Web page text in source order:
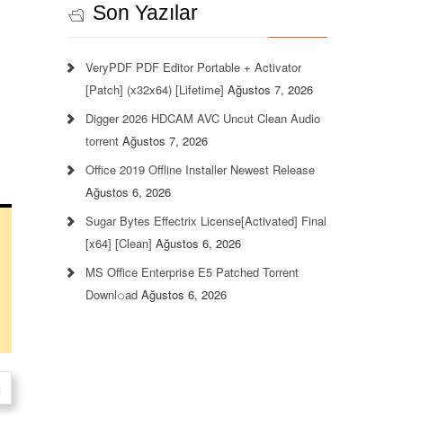
Son Yazılar
VeryPDF PDF Editor Portable + Activator
[Patch] (x32x64) [Lifetime] Ağustos 7, 2026
Digger 2026 HDCAM AVC Uncut Clean Audio
torrent Ağustos 7, 2026
Office 2019 Offline Installer Newest Release
Ağustos 6, 2026
Sugar Bytes Effectrix License[Activated] Final
[x64] [Clean] Ağustos 6, 2026
MS Office Enterprise E5 Patched Torrent
Downl𝚘аd Ağustos 6, 2026